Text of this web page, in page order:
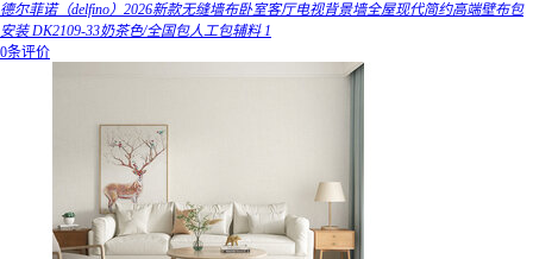
德尔菲诺（delfino）2026新款无缝墙布卧室客厅电视背景墙全屋现代简约高端壁布包
安装 DK2109-33奶茶色/全国包人工包辅料 1
0条评价